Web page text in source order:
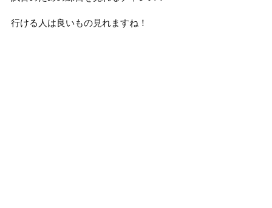
行ける人は良いもの見れますね！